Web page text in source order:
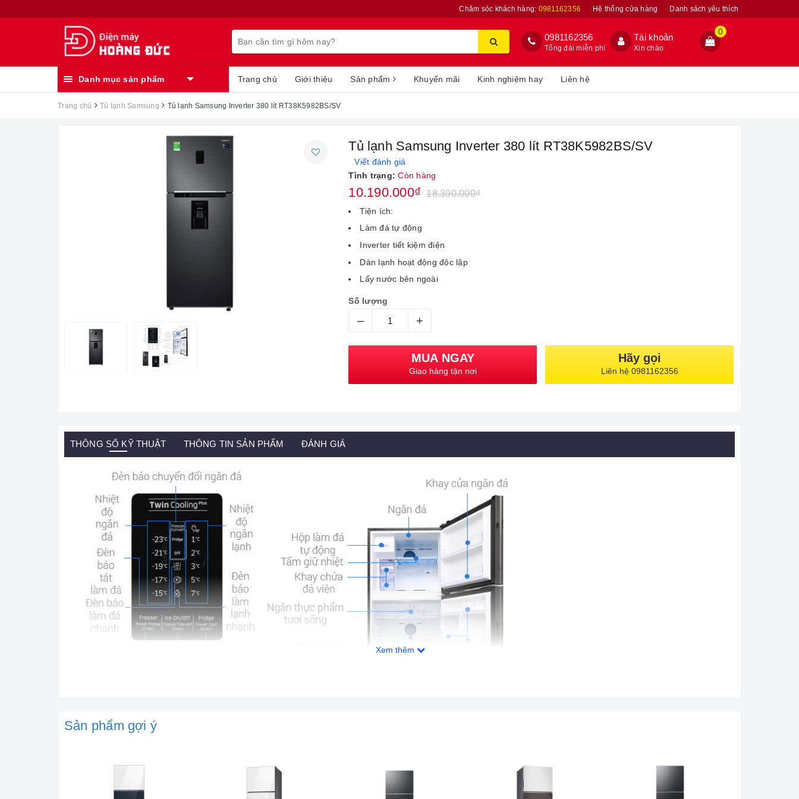
Chăm sóc khách hàng: 0981162356 Hệ thống cửa hàng Danh sách yêu thích
0981162356
Tổng đài miễn phí
Tài khoản
Xin chào
0
Danh mục sản phẩm Trang chủ Giới thiệu Sản phẩm Khuyến mãi Kinh nghiệm hay Liên hệ
Trang chủ Tủ lạnh Samsung Tủ lạnh Samsung Inverter 380 lít RT38K5982BS/SV
Tủ lạnh Samsung Inverter 380 lít RT38K5982BS/SV
Viết đánh giá
Tình trạng: Còn hàng
10.190.000₫ 18.390.000₫
Tiện ích:
Làm đá tự động
Inverter tiết kiệm điện
Dàn lạnh hoạt động độc lập
Lấy nước bên ngoài
Số lượng
– +
MUA NGAY
Giao hàng tận nơi
Hãy gọi
Liên hệ 0981162356
THÔNG SỐ KỸ THUẬT THÔNG TIN SẢN PHẨM ĐÁNH GIÁ
Xem thêm
Sản phẩm gợi ý